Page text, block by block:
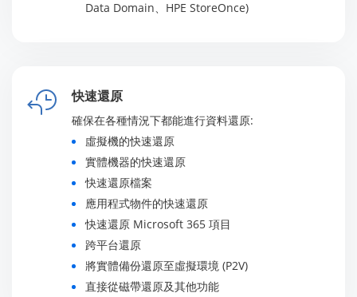
Data Domain、HPE StoreOnce)
快速還原
確保在各種情況下都能進行資料還原:
虛擬機的快速還原
實體機器的快速還原
快速還原檔案
應用程式物件的快速還原
快速還原 Microsoft 365 項目
跨平台還原
將實體備份還原至虛擬環境 (P2V)
直接從磁帶還原及其他功能